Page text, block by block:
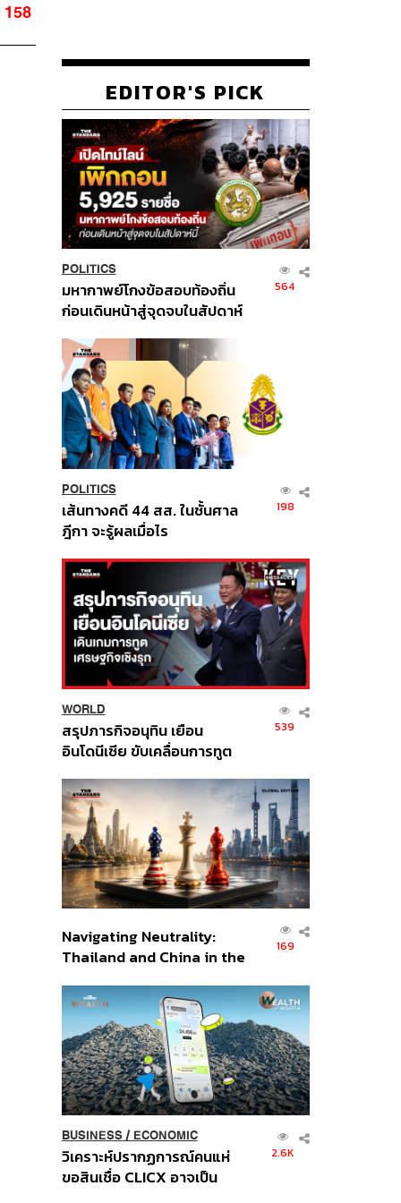
158
EDITOR'S PICK
POLITICS
มหากาพย์โกงข้อสอบท้องถิ่น
ก่อนเดินหน้าสู่จุดจบในสัปดาห์
564
POLITICS
เส้นทางคดี 44 สส. ในชั้นศาล
ฎีกา จะรู้ผลเมื่อไร
198
WORLD
สรุปภารกิจอนุทิน เยือน
อินโดนีเซีย ขับเคลื่อนการทูต
ส่วนยุทธศาสตร์ไทย –
อินโดนีเซีย
539
Navigating Neutrality:
Thailand and China in the
Order
169
BUSINESS/ ECONOMIC
วิเคราะห์ปรากฏการณ์คนแห่
ขอสินเชื่อ CLICX อาจเป็น
2.6K